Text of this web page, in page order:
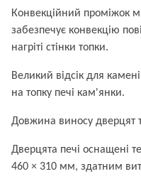
Конвекційний проміжок
забезпечує конвекцію
нагріті стінки топки.
Великий відсік для
на топку печі кам'янки.
Довжина виносу дверцят
Дверцята печі оснащені
460 × 310 мм, здатним